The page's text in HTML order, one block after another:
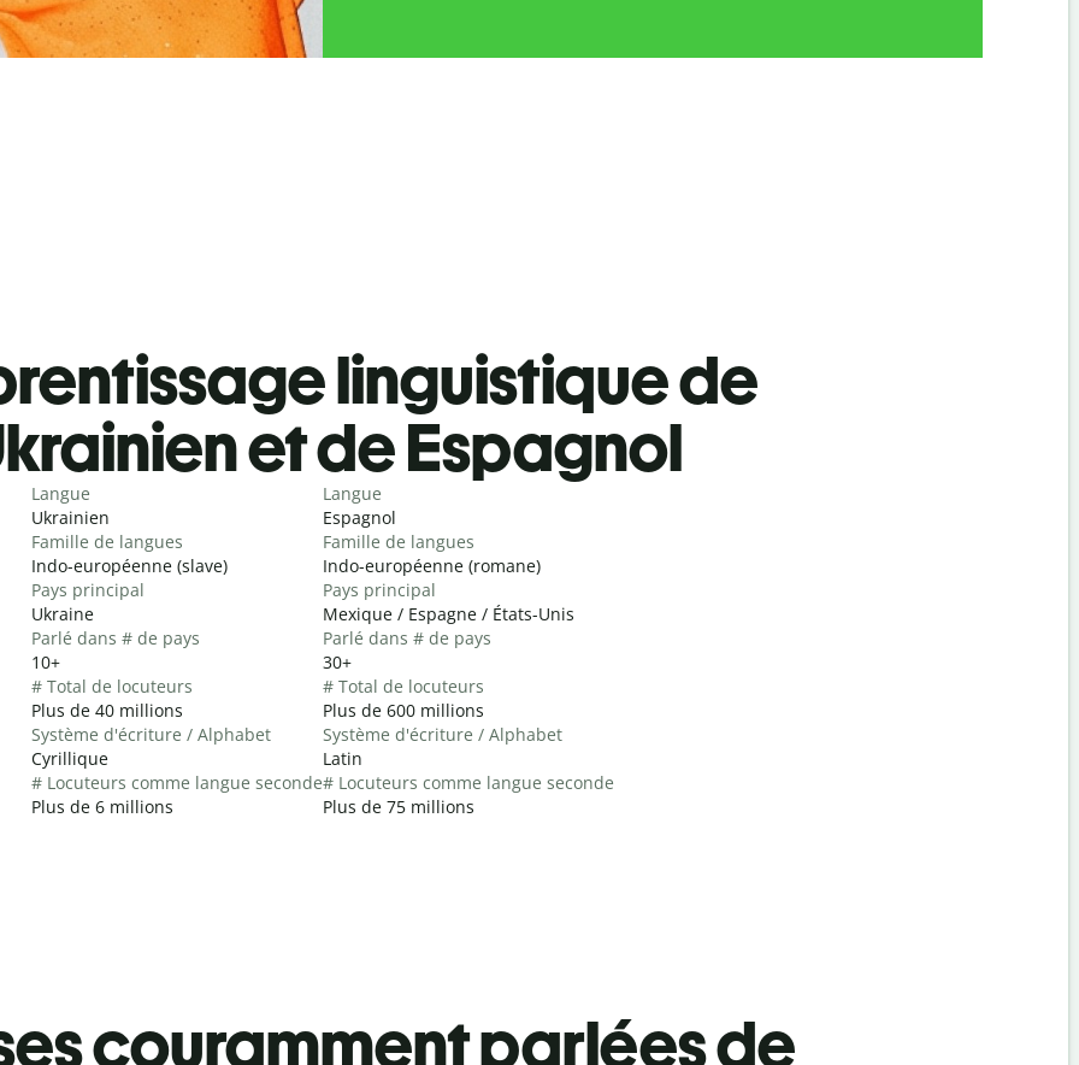
linguistique de
et de Espagnol
Langue
Ukrainien
Famille de langues
Indo-européenne (slave)
Pays principal
Ukraine
Parlé dans # de pays
10+
# Total de locuteurs
Plus de 40 millions
Système d'écriture / Alphabet
Cyrillique
# Locuteurs comme langue seconde
Plus de 6 millions
Langue
Espagnol
Famille de langues
Indo-européenne (romane)
Pays principal
Mexique / Espagne / États-Unis
Parlé dans # de pays
30+
# Total de locuteurs
Plus de 600 millions
Système d'écriture / Alphabet
Latin
# Locuteurs comme langue seconde
Plus de 75 millions
couramment parlées de